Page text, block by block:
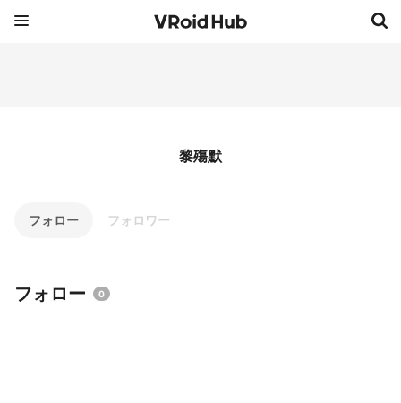
黎殤默
フォロー フォロワー
フォロー 0